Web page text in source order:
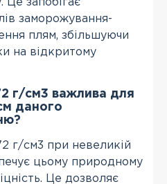
Це запобігає
заморожування-
плям, збільшуючи
на відкритому
г/см3 важлива для
даного
г/см3 при невеликій
цьому природному
Це дозволяє